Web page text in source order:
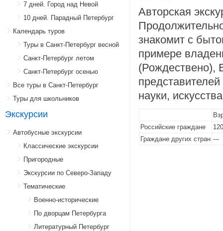
7 дней. Город над Невой
10 дней. Парадный Петербург
Календарь туров
Туры в Санкт-Петербург весной
Санкт-Петербург летом
Санкт-Петербург осенью
Все туры в Санкт-Петербург
Туры для школьников
Экскурсии
Автобусные экскурсии
Классические экскурсии
Пригородные
Экскурсии по Северо-Западу
Тематические
Военно-исторические
По дворцам Петербурга
Литературный Петербург
Авторская
знакомит с
примере
(Рождествено),
науки,
Российские граждане
Граждане других стран ---